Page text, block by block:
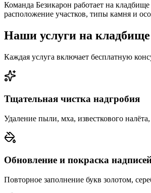
Команда Безикарон работает на
расположение участков, типы камня и
Наши услуги на
Каждая услуга включает бесплатную
Тщательная чистка надгробия
Удаление пыли, мха, известкового
Обновление и покраска
Повторное заполнение букв золотом,